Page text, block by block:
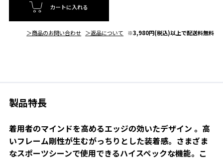
カートに入れる
＞商品のお問い合わせ ＞返品について ※3,980円(税込)以上で配送料無料
製品特長
着用者のマインドを高めるエッジの効いたデザイン 。高
いフレーム剛性が生むがっちりとした装着感。さまざま
なスポーツシーンで使用できるハイスペックな機能。こ